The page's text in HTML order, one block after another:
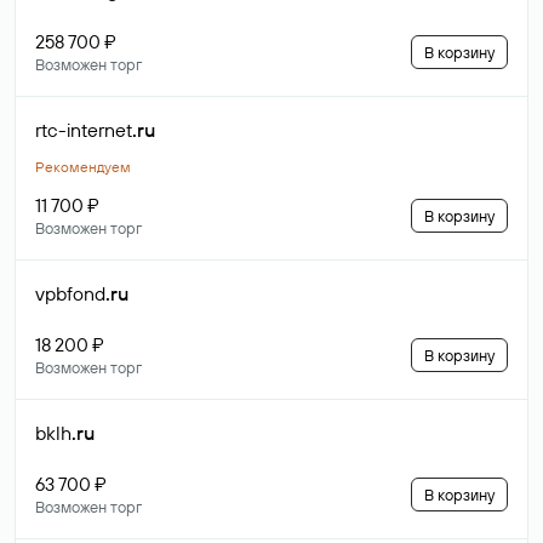
258 700 ₽
Возможен торг
В корзину
rtc-internet.ru
Рекомендуем
11 700 ₽
Возможен торг
В корзину
vpbfond.ru
18 200 ₽
Возможен торг
В корзину
bklh.ru
63 700 ₽
Возможен торг
В корзину